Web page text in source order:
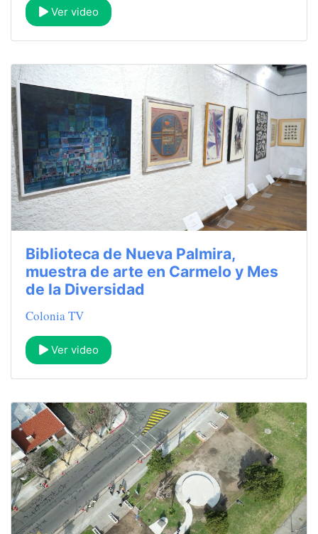
Ver video
Biblioteca de Nueva Palmira,
muestra de arte en Carmelo y Mes
de la Diversidad
Colonia TV
Ver video